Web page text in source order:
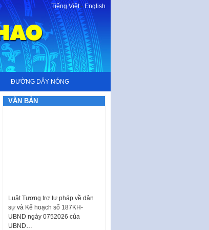
Tiếng Việt-English
ĐƯỜNG DÂY NÓNG
VĂN BẢN
sự và Kế hoạch số 187KH-
UBND ngày 0752026 của
UBND…